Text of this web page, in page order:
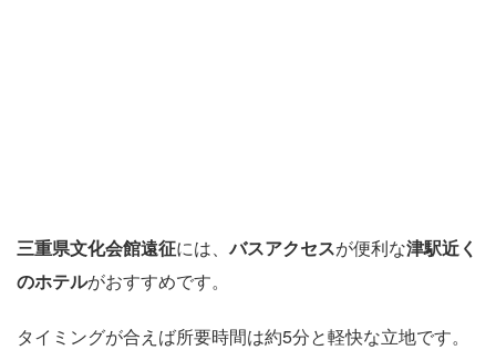
三重県文化会館遠征には、バスアクセスが便利な津駅近く
のホテルがおすすめです。
タイミングが合えば所要時間は約5分と軽快な立地です。